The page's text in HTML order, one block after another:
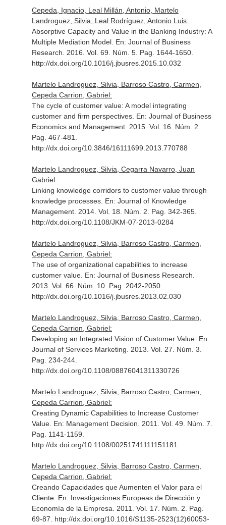
Cepeda, Ignacio, Leal Millán, Antonio, Martelo
Landroguez, Silvia, Leal Rodríguez, Antonio Luis:
Absorptive Capacity and Value in the Banking Industry: A
Multiple Mediation Model. En: Journal of Business
Research . 2016. Vol. 69. Núm. 5. Pag. 1644-1650.
http://dx.doi.org/10.1016/j.jbusres.2015.10.032
Martelo Landroguez, Silvia, Barroso Castro, Carmen,
Cepeda Carrion, Gabriel:
The cycle of customer value: A model integrating
customer and firm perspectives. En: Journal of Business
Economics and Management. 2015. Vol. 16. Núm. 2.
Pag. 467-481.
http://dx.doi.org/10.3846/16111699.2013.770788
Martelo Landroguez, Silvia, Cegarra Navarro, Juan
Gabriel:
Linking knowledge corridors to customer value through
knowledge processes. En: Journal of Knowledge
Management. 2014. Vol. 18. Núm. 2. Pag. 342-365.
http://dx.doi.org/10.1108/JKM-07-2013-0284
Martelo Landroguez, Silvia, Barroso Castro, Carmen,
Cepeda Carrion, Gabriel:
The use of organizational capabilities to increase
customer value. En: Journal of Business Research
2013. Vol. 66. Núm. 10. Pag. 2042-2050.
http://dx.doi.org/10.1016/j.jbusres.2013.02.030
Martelo Landroguez, Silvia, Barroso Castro, Carmen,
Cepeda Carrion, Gabriel:
Developing an Integrated Vision of Customer Value. En:
Journal of Services Marketing . 2013. Vol. 27. Núm. 3.
Pag. 234-244.
http://dx.doi.org/10.1108/08876041311330726
Martelo Landroguez, Silvia, Barroso Castro, Carmen,
Cepeda Carrion, Gabriel:
Creating Dynamic Capabilities to Increase Customer
Value. En: Management Decision . 2011. Vol. 49. Núm. 7.
Pag. 1141-1159.
http://dx.doi.org/10.1108/00251741111151181
Martelo Landroguez, Silvia, Barroso Castro, Carmen,
Cepeda Carrion, Gabriel:
Creando Capacidades que Aumenten el Valor para el
Cliente. En: Investigaciones Europeas de Dirección y
Economía de la Empresa . 2011. Vol. 17. Núm. 2. Pag.
69-87. http://dx.doi.org/10.1016/S1135-2523(12)60053-